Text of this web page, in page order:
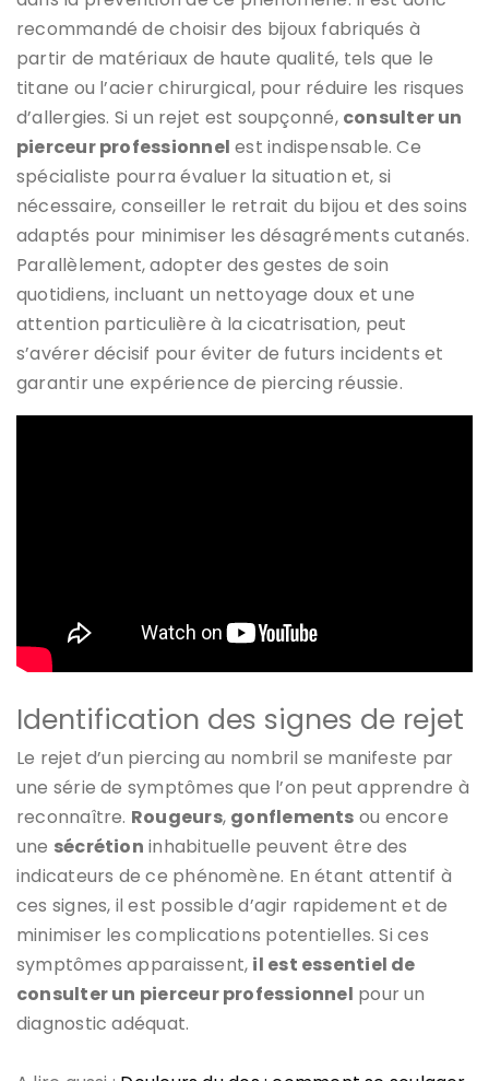
recommandé de choisir des bijoux fabriqués à
partir de matériaux de haute qualité, tels que le
titane ou l’acier chirurgical, pour réduire les risques
d’allergies. Si un rejet est soupçonné, consulter un
pierceur professionnel est indispensable. Ce
spécialiste pourra évaluer la situation et, si
nécessaire, conseiller le retrait du bijou et des soins
adaptés pour minimiser les désagréments cutanés.
Parallèlement, adopter des gestes de soin
quotidiens, incluant un nettoyage doux et une
attention particulière à la cicatrisation, peut
s’avérer décisif pour éviter de futurs incidents et
garantir une expérience de piercing réussie.
Identification des signes de rejet
Le rejet d’un piercing au nombril se manifeste par
une série de symptômes que l’on peut apprendre à
reconnaître. Rougeurs, gonflements ou encore
une sécrétion inhabituelle peuvent être des
indicateurs de ce phénomène. En étant attentif à
ces signes, il est possible d’agir rapidement et de
minimiser les complications potentielles. Si ces
symptômes apparaissent, il est essentiel de
consulter un pierceur professionnel pour un
diagnostic adéquat.